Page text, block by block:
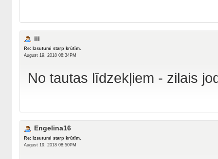
iii
Re: Izsutumi starp krūtīm.
August 19, 2018 08:34PM
No tautas līdzekļiem - zilais
Engelina16
Re: Izsutumi starp krūtīm.
August 19, 2018 08:50PM